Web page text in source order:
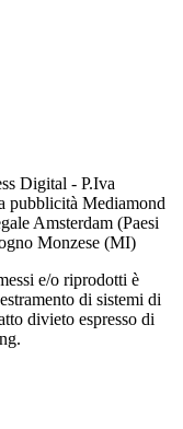
Digital - P.Iva
pubblicità Mediamond
Amsterdam (Paesi
Monzese (MI)
e/o riprodotti è
di sistemi di
divieto espresso di